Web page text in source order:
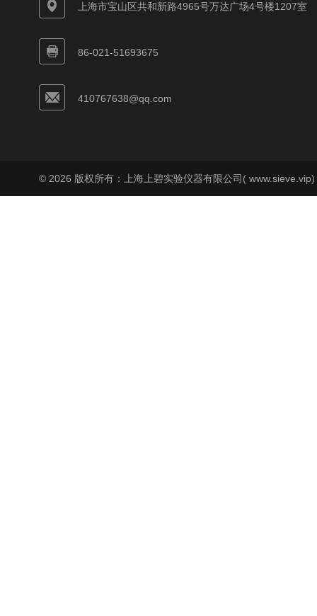
上海市宝山区共和新路4965号万达广场4号楼1207室
86-021-51693675
410767638@qq.com
© 2026 版权所有：上海上碧实验仪器有限公司(